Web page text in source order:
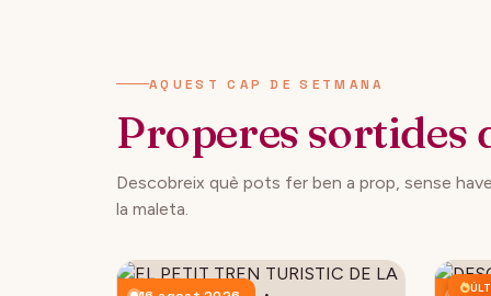
AQUEST CAP DE SETMANA
Properes sortides
Descobreix què pots fer ben a prop, sense
la maleta.